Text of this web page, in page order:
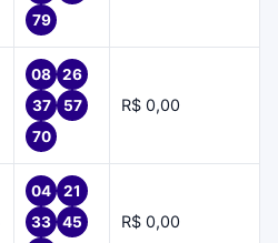
79
08
26
37
57
70
R$ 0,00
04
21
33
45
R$ 0,00